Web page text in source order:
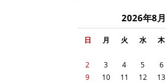
2026年8月
日 月 火 水 木
2
3 4 5 6
9
10 11 12 13